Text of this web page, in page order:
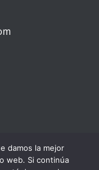
damos la mejor
web. Si continúa